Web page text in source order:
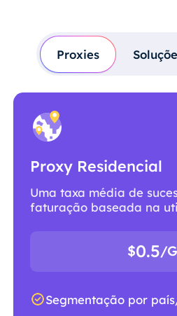
Proxies
Proxy Residencial
Uma taxa média de
faturação baseada na
$0.5/
Segmentação por